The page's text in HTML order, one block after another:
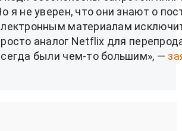
я не уверен, что они знают о
материалам
аналог Netflix для
были чем-то большим», —